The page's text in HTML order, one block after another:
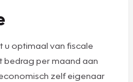
u optimaal van fiscale
bedrag per maand aan
zelf eigenaar